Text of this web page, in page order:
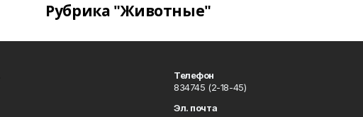
Рубрика "Животные"
Телефон
834745 (2-18-45)
Эл. почта